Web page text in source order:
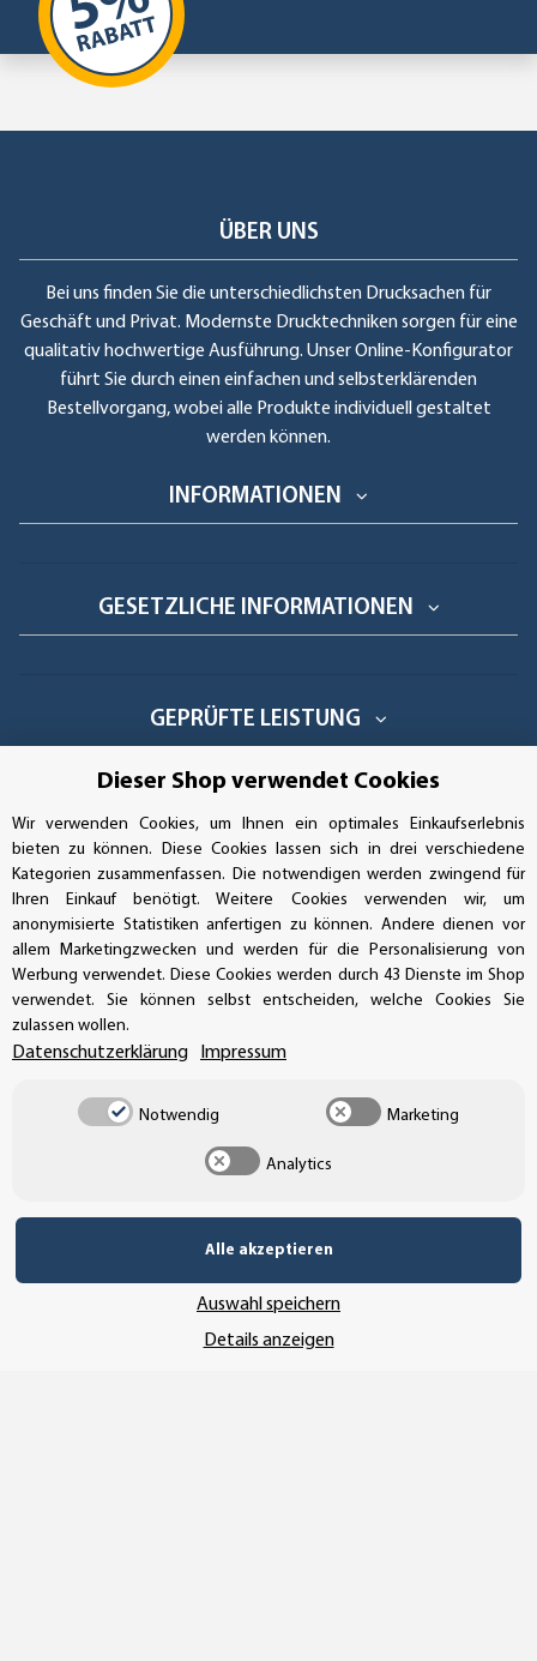
ÜBER UNS
Bei uns finden Sie die unterschiedlichsten Drucksachen für
Geschäft und Privat. Modernste Drucktechniken sorgen für eine
qualitativ hochwertige Ausführung. Unser Online-Konfigurator
führt Sie durch einen einfachen und selbsterklärenden
Bestellvorgang, wobei alle Produkte individuell gestaltet
werden können.
INFORMATIONEN
GESETZLICHE INFORMATIONEN
GEPRÜFTE LEISTUNG
AUFKLEBERDEALER STORE
Handwerkerring 1, D-39326 Wolmirstedt
Bestellungen/Support: +49 (0)39-201-28-98-10
Buchhaltung: +49 (0)39-201-28-98-17
info@aufkleberdealer.de
UNSER AFFILIATE-PROGRAMM
UNSERE ZAHLUNGSARTEN*
Dieser Shop verwendet Cookies
Wir verwenden Cookies, um Ihnen ein optimales Einkaufserlebnis
bieten zu können. Diese Cookies lassen sich in drei verschiedene
Kategorien zusammenfassen. Die notwendigen werden zwingend für
Ihren Einkauf benötigt. Weitere Cookies verwenden wir, um
anonymisierte Statistiken anfertigen zu können. Andere dienen vor
allem Marketingzwecken und werden für die Personalisierung von
Werbung verwendet. Diese Cookies werden durch 43 Dienste im Shop
verwendet. Sie können selbst entscheiden, welche Cookies Sie
zulassen wollen.
Datenschutzerklärung Impressum
Notwendig Marketing
Analytics
Alle akzeptieren
Auswahl speichern
Details anzeigen